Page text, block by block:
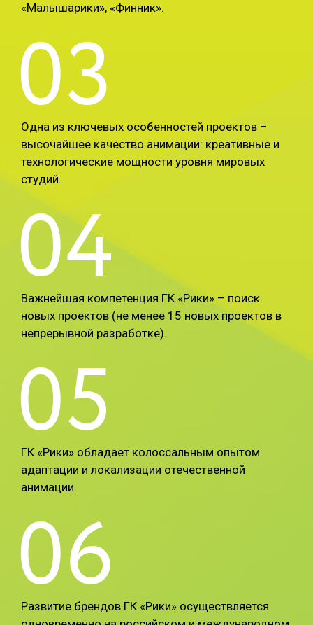
«Малышарики», «Финник».
03
Одна из ключевых особенностей проектов –
высочайшее качество анимации: креативные и
технологические мощности уровня мировых
студий.
04
Важнейшая компетенция ГК «Рики» – поиск
новых проектов (не менее 15 новых проектов в
непрерывной разработке).
05
ГК «Рики» обладает колоссальным опытом
адаптации и локализации отечественной
анимации.
06
Развитие брендов ГК «Рики» осуществляется